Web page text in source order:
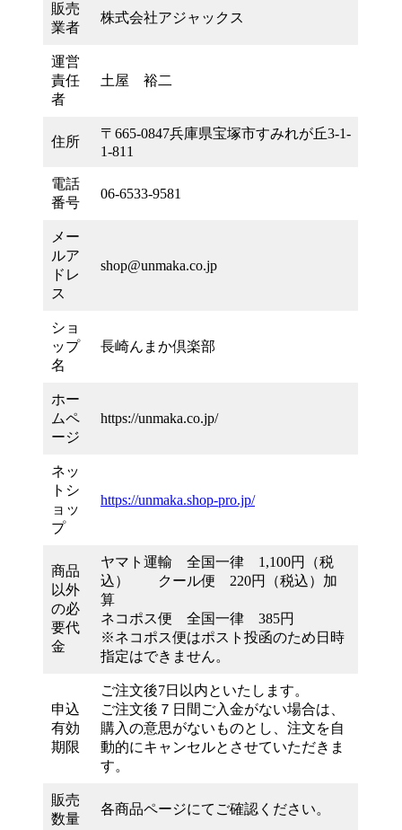
販売
業者
株式会社アジャックス
運営
責任
者
土屋 裕二
住所
〒665-0847兵庫県宝塚市すみれが丘3-1-
1-811
電話
番号
06-6533-9581
メー
ルア
ドレ
ス
shop@unmaka.co.jp
ショ
ップ
名
長崎んまか倶楽部
ホー
ムペ
ージ
https://unmaka.co.jp/
ネッ
トシ
ョッ
プ
https://unmaka.shop-pro.jp/
商品
以外
の必
要代
金
ヤマト運輸 全国一律 1,100円（税
込） クール便 220円（税込）加
算
ネコポス便 全国一律 385円
※ネコポス便はポスト投函のため日時
指定はできません。
申込
有効
期限
ご注文後7日以内といたします。
ご注文後７日間ご入金がない場合は、
購入の意思がないものとし、注文を自
動的にキャンセルとさせていただきま
す。
販売
数量
各商品ページにてご確認ください。